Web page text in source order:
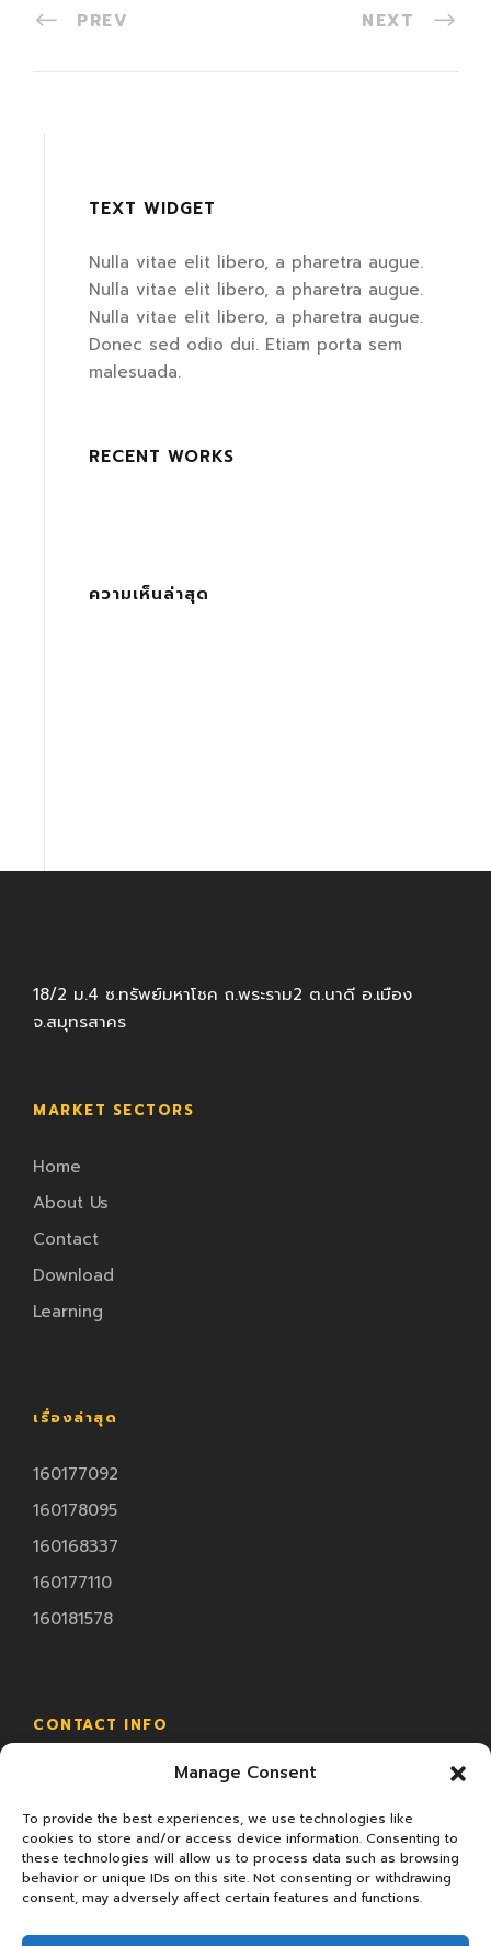
Manage Consent
To provide the best experiences, we use technologies like
cookies to store and/or access device information. Consenting to
these technologies will allow us to process data such as browsing
behavior or unique IDs on this site. Not consenting or withdrawing
consent, may adversely affect certain features and functions.
PREV NEXT
TEXT WIDGET
Nulla vitae elit libero, a pharetra augue.
Nulla vitae elit libero, a pharetra augue.
Nulla vitae elit libero, a pharetra augue.
Donec sed odio dui. Etiam porta sem
malesuada.
RECENT WORKS
ความเห็นล่าสุด
18/2 ม.4 ซ.ทรัพย์มหาโชค ถ.พระราม2 ต.นาดี อ.เมือง
จ.สมุทรสาคร
MARKET SECTORS
Home
About Us
Contact
Download
Learning
เรื่องล่าสุด
160177092
160178095
160168337
160177110
160181578
CONTACT INFO
18/2 ม.4 ซ.ทรัพย์มหาโชค ถ.พระราม2 ต.นาดี อ.เมือง
จ.สมุทรสาคร